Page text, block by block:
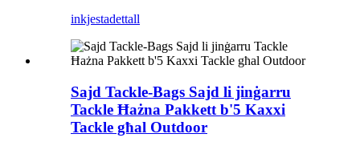
inkjestadettall
Sajd Tackle-Bags Sajd li jinġarru
Tackle Ħażna Pakkett b'5 Kaxxi
Tackle għal Outdoor